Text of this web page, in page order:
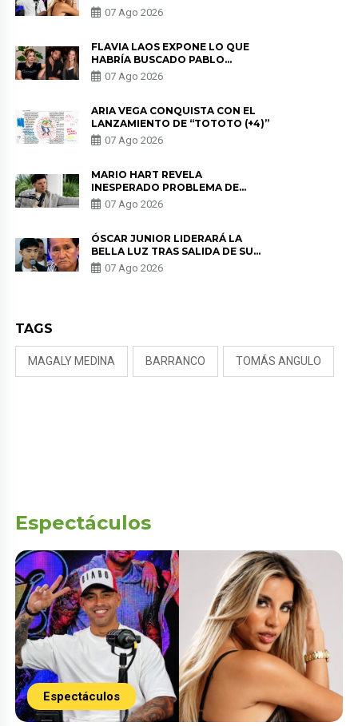
HERRERA Y ANUNCIA SU SALIDA
DE PÓDCAST
07 Ago 2026
FLAVIA LAOS EXPONE LO QUE
HABRÍA BUSCADO PABLO
HEREDIA CON ALE FULLER: “UNA
DE LAS PARTES QUERÍA EL
07 Ago 2026
ARIA VEGA CONQUISTA CON EL
LANZAMIENTO DE “TOTOTO (+4)”
07 Ago 2026
MARIO HART REVELA
INESPERADO PROBLEMA DE
SALUD ANTES DE SEPARARSE DE
KORINA: “ME ENCONTRARON UN
07 Ago 2026
ÓSCAR JUNIOR LIDERARÁ LA
BELLA LUZ TRAS SALIDA DE SU
PADRE POR POLÉMICA CON
NALDY SALDAÑA
07 Ago 2026
TAGS
MAGALY MEDINA BARRANCO TOMÁS ANGULO
Espectáculos
Espectáculos